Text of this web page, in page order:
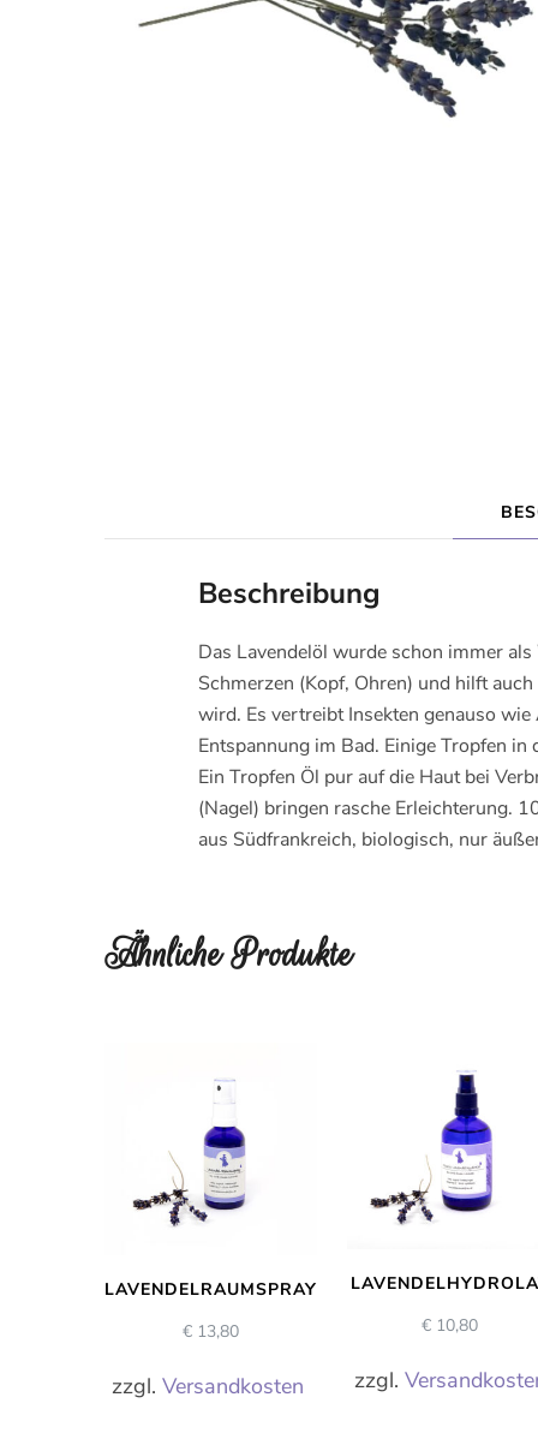
Beschreibung
Das Lavendelöl wurde schon immer
Schmerzen (Kopf, Ohren) und hilft
wird. Es vertreibt Insekten genauso
Entspannung im Bad. Einige Tropfen
Ein Tropfen Öl pur auf die Haut bei
(Nagel) bringen rasche Erleichterung.
aus Südfrankreich, biologisch, nur
Ähnliche Produkte
LAVENDELRAUMSPRAY
€ 13,80
zzgl. Versandkosten
€ 10,80
zzgl.